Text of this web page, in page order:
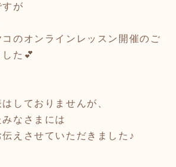
が
のオンラインレッスン開催のご
た💕
しておりませんが、
なさまには
えさせていただきました♪